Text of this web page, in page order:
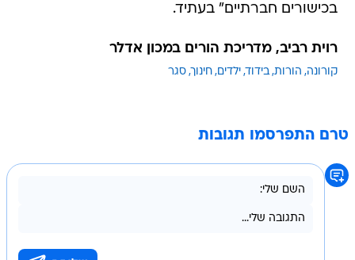
בכישורים חברתיים" בעתיד.
רוית רביב, מדריכת הורים במכון אדלר
קורונה הורות בידוד ילדים חינוך סגר
טרם התפרסמו תגובות